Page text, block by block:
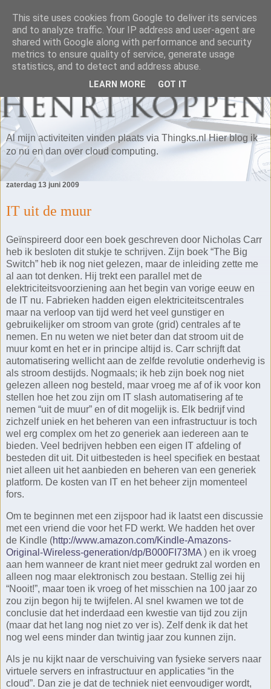
Al mijn activiteiten vinden plaats via Thingks.nl Hier blog ik
zo nu en dan over cloud computing.
zaterdag 13 juni 2009
IT uit de muur
Geïnspireerd door een boek geschreven door Nicholas Carr
heb ik besloten dit stukje te schrijven. Zijn boek “The Big
Switch” heb ik nog niet gelezen, maar de inleiding zette me
al aan tot denken. Hij trekt een parallel met de
elektriciteitsvoorziening aan het begin van vorige eeuw en
de IT nu. Fabrieken hadden eigen elektriciteitscentrales
maar na verloop van tijd werd het veel gunstiger en
gebruikelijker om stroom van grote (grid) centrales af te
nemen. En nu weten we niet beter dan dat stroom uit de
muur komt en het er in principe altijd is. Carr schrijft dat
automatisering wellicht aan de zelfde revolutie onderhevig is
als stroom destijds. Nogmaals; ik heb zijn boek nog niet
gelezen alleen nog besteld, maar vroeg me af of ik voor kon
stellen hoe het zou zijn om IT slash automatisering af te
nemen “uit de muur” en of dit mogelijk is. Elk bedrijf vind
zichzelf uniek en het beheren van een infrastructuur is toch
wel erg complex om het zo generiek aan iedereen aan te
bieden. Veel bedrijven hebben een eigen IT afdeling of
besteden dit uit. Dit uitbesteden is heel specifiek en bestaat
niet alleen uit het aanbieden en beheren van een generiek
platform. De kosten van IT en het beheer zijn momenteel
fors.
Om te beginnen met een zijspoor had ik laatst een discussie
met een vriend die voor het FD werkt. We hadden het over
de Kindle (http://www.amazon.com/Kindle-Amazons-
Original-Wireless-generation/dp/B000FI73MA ) en ik vroeg
aan hem wanneer de krant niet meer gedrukt zal worden en
alleen nog maar elektronisch zou bestaan. Stellig zei hij
“Nooit!”, maar toen ik vroeg of het misschien na 100 jaar zo
zou zijn begon hij te twijfelen. Al snel kwamen we tot de
conclusie dat het inderdaad een kwestie van tijd zou zijn
(maar dat het lang nog niet zo ver is). Zelf denk ik dat het
nog wel eens minder dan twintig jaar zou kunnen zijn.
Als je nu kijkt naar de verschuiving van fysieke servers naar
virtuele servers en infrastructuur en applicaties “in the
cloud”. Dan zie je dat de techniek niet eenvoudiger wordt,
This site uses cookies from Google to deliver its services
and to analyze traffic. Your IP address and user-agent are
shared with Google along with performance and security
metrics to ensure quality of service, generate usage
statistics, and to detect and address abuse.
LEARN MORE GOT IT